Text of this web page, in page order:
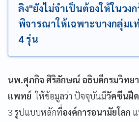
ลิง"ยังไม่จำเป็นต้องให้ในวงก
พิจารณาให้เฉพาะบางกลุ่ม
4 รุ่น
นพ.ศุภกิจ ศิริลักษณ์ อธิบดีกรมวิทยา
แพทย์ ให้ข้อมูลว่า ปัจจุบันมีวัคซีนฝี
3 รูปแบบหลักที่องค์การอนามัยโลก